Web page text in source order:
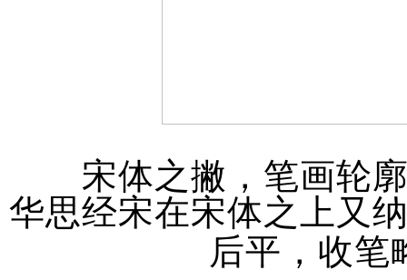
宋体之撇，笔画轮
华思经宋在宋体之上又
后平，收笔